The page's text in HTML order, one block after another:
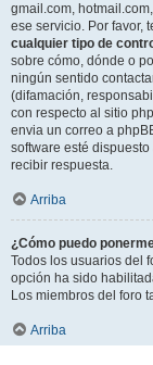
gmail.com,
ese servicio. Por favor,
cualquier tipo de
sobre cómo, dónde o
ningún sentido
(difamación,
con respecto al sitio
envia un correo a
software esté
recibir respuesta.
Arriba
¿Cómo puedo
Todos los usuarios del
opción ha sido
Los miembros del foro
Arriba